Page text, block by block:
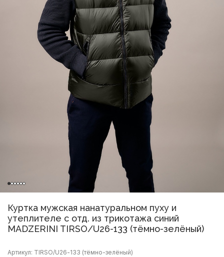
Куртка мужская нанатуральном пуху и
утеплителе с отд. из трикотажа синий
MADZERINI TIRSO/U26-133 (тёмно-зелёный)
Артикул: TIRSO/U26-133 (тёмно-зелёный)